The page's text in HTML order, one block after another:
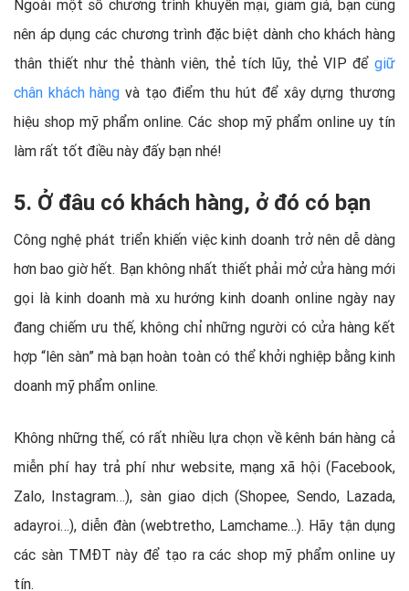
Ngoài một số chương trình khuyến mại, giảm giá, bạn cũng
nên áp dụng các chương trình đặc biệt dành cho khách hàng
thân thiết như thẻ thành viên, thẻ tích lũy, thẻ VIP để giữ
chân khách hàng và tạo điểm thu hút để xây dựng thương
hiệu shop mỹ phẩm online. Các shop mỹ phẩm online uy tín
làm rất tốt điều này đấy bạn nhé!
5. Ở đâu có khách hàng, ở đó có bạn
Công nghệ phát triển khiến việc kinh doanh trở nên dễ dàng
hơn bao giờ hết. Bạn không nhất thiết phải mở cửa hàng mới
gọi là kinh doanh mà xu hướng kinh doanh online ngày nay
đang chiếm ưu thế, không chỉ những người có cửa hàng kết
hợp “lên sàn” mà bạn hoàn toàn có thể khởi nghiệp bằng kinh
doanh mỹ phẩm online.
Không những thế, có rất nhiều lựa chọn về kênh bán hàng cả
miễn phí hay trả phí như website, mạng xã hội (Facebook,
Zalo, Instagram…), sàn giao dịch (Shopee, Sendo, Lazada,
adayroi…), diễn đàn (webtretho, Lamchame…). Hãy tận dụng
các sàn TMĐT này để tạo ra các shop mỹ phẩm online uy
tín.